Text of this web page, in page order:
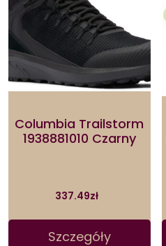
Columbia Trailstorm
1938881010 Czarny
337.49zł
Szczegóły